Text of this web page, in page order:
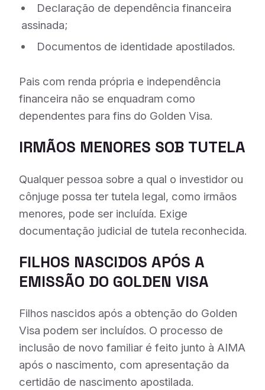
Declaração de dependência financeira
assinada;
Documentos de identidade apostilados.
Pais com renda própria e independência
financeira não se enquadram como
dependentes para fins do Golden Visa.
IRMÃOS MENORES SOB TUTELA
Qualquer pessoa sobre a qual o investidor ou
cônjuge possa ter tutela legal, como irmãos
menores, pode ser incluída. Exige
documentação judicial de tutela reconhecida.
FILHOS NASCIDOS APÓS A
EMISSÃO DO GOLDEN VISA
Filhos nascidos após a obtenção do Golden
Visa podem ser incluídos. O processo de
inclusão de novo familiar é feito junto à AIMA
após o nascimento, com apresentação da
certidão de nascimento apostilada.